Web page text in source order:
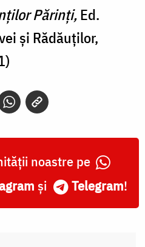
Părinți,Ed.
și Rădăuților,
noastre pe
și Telegram!